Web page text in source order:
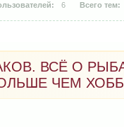
6
ВСЁ О
ЧЕМ